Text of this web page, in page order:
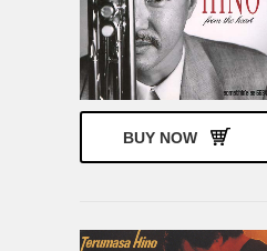
BUY NOW